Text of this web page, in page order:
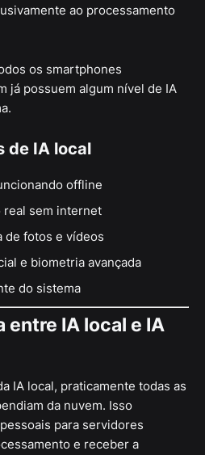
ao processamento
os smartphones
já possuem algum nível de IA
de IA local
offline
real sem internet
de fotos e vídeos
e biometria avançada
do sistema
entre IA local e IA
IA local, praticamente todas as
da nuvem. Isso
para servidores
e receber a